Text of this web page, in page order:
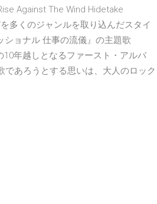
Against The Wind Hidetake
多くのジャンルを取り込んだスタイ
ショナル 仕事の流儀』の主題歌
10年越しとなるファースト・アルバ
あろうとする思いは、大人のロック